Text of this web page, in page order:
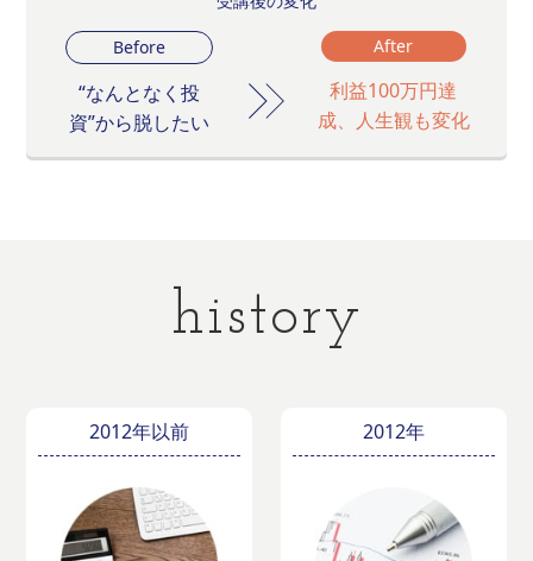
Before
“なんとなく投
資”から脱したい
After
利益100万円達
成、人生観も変化
history
2012年以前 2012年